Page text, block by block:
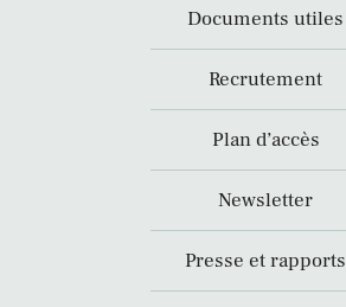
Documents utiles
Recrutement
Plan d’accès
Newsletter
Presse et rapports